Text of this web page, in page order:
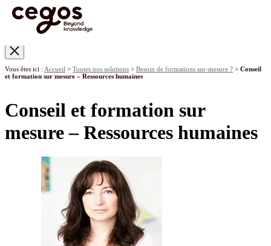
Vous êtes ici : Accueil > Toutes nos solutions > Besoin de formations sur-mesure ? > Conseil
et formation sur mesure – Ressources humaines
Conseil et formation sur
mesure – Ressources humaines